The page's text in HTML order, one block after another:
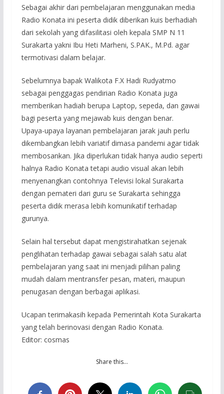
Sebagai akhir dari pembelajaran menggunakan media
Radio Konata ini peserta didik diberikan kuis berhadiah
dari sekolah yang difasilitasi oleh kepala SMP N 11
Surakarta yakni Ibu Heti Marheni, S.PAK., M.Pd. agar
termotivasi dalam belajar.
Sebelumnya bapak Walikota F.X Hadi Rudyatmo
sebagai penggagas pendirian Radio Konata juga
memberikan hadiah berupa Laptop, sepeda, dan gawai
bagi peserta yang mejawab kuis dengan benar.
Upaya-upaya layanan pembelajaran jarak jauh perlu
dikembangkan lebih variatif dimasa pandemi agar tidak
membosankan. Jika diperlukan tidak hanya audio seperti
halnya Radio Konata tetapi audio visual akan lebih
menyenangkan contohnya Televisi lokal Surakarta
dengan pemateri dari guru se Surakarta sehingga
peserta didik merasa lebih komunikatif terhadap
gurunya.
Selain hal tersebut dapat mengistirahatkan sejenak
penglihatan terhadap gawai sebagai salah satu alat
pembelajaran yang saat ini menjadi pilihan paling
mudah dalam mentransfer pesan, materi, maupun
penugasan dengan berbagai aplikasi.
Ucapan terimakasih kepada Pemerintah Kota Surakarta
yang telah berinovasi dengan Radio Konata.
Editor: cosmas
Share this…